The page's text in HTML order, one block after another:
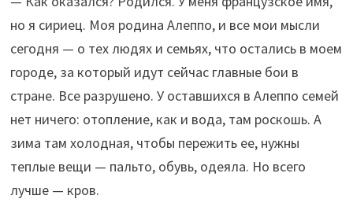
но я сириец. Моя родина Алеппо, и все мои мысли
сегодня — о тех людях и семьях, что остались в моем
городе, за который идут сейчас главные бои в
стране. Все разрушено. У оставшихся в Алеппо семей
нет ничего: отопление, как и вода, там роскошь. А
зима там холодная, чтобы пережить ее, нужны
теплые вещи — пальто, обувь, одеяла. Но всего
лучше — кров.